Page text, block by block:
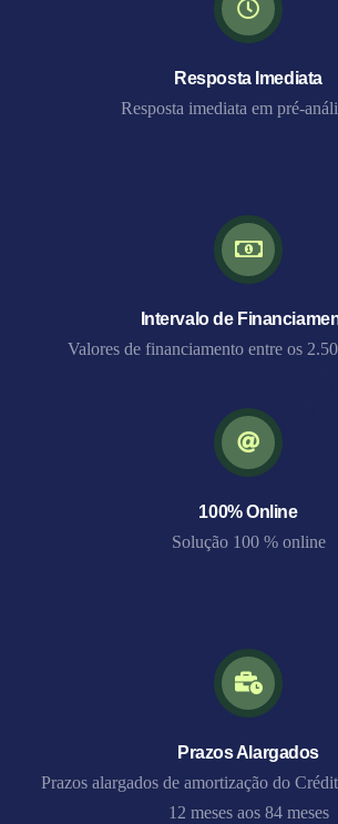
Resposta Imediata
Resposta imediata em pré-
Intervalo de
Valores de financiamento entre os
100% Online
Solução 100 % online
Prazos Alargados
Prazos alargados de amortização do
12 meses aos 84 meses